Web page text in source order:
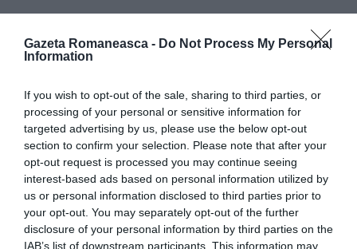
Gazeta Romaneasca - Do Not Process My Personal
Information
If you wish to opt-out of the sale, sharing to third parties, or
processing of your personal or sensitive information for
targeted advertising by us, please use the below opt-out
section to confirm your selection. Please note that after your
opt-out request is processed you may continue seeing
interest-based ads based on personal information utilized by
us or personal information disclosed to third parties prior to
your opt-out. You may separately opt-out of the further
disclosure of your personal information by third parties on the
IAB’s list of downstream participants. This information may
Andrea Bocelli a cântat sâmbătă, 25 mai, la
Bucureşti, alături de Orchestra Naţională Radio,
având-o ca invitată pe Angela Gheorghiu, într-un
concert extraordinar susţinut la Romexpo. Soprana
română a cântat pentru prima dată în duet cu Cezar
Ouatu melodia „Copacul”, consacrată de Aurelian
Andreescu. Printre personalităţile aflate în zona de